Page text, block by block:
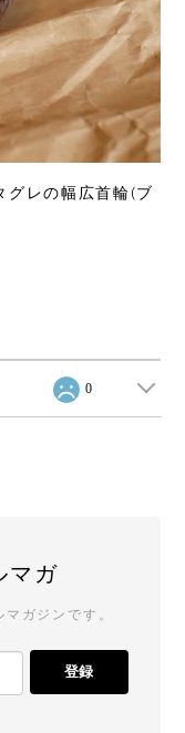
グレの幅広首輪(ブ
0
マガ
ガジンです。
登録